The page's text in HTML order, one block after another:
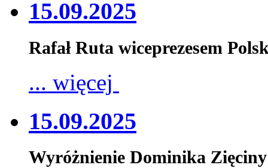
15.09.2025
Rafał Ruta wiceprezesem
... więcej
15.09.2025
Wyróżnienie Dominika Zięciny